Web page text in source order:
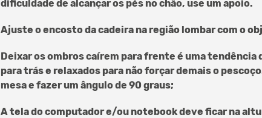
dificuldade de alcançar os pés no chão, use um apoio.
Ajuste o encosto da cadeira na região lombar com o
Deixar os ombros caírem para frente é uma
para trás e relaxados para não forçar demais o
mesa e fazer um ângulo de 90 graus;
A tela do computador e/ou notebook deve ficar na